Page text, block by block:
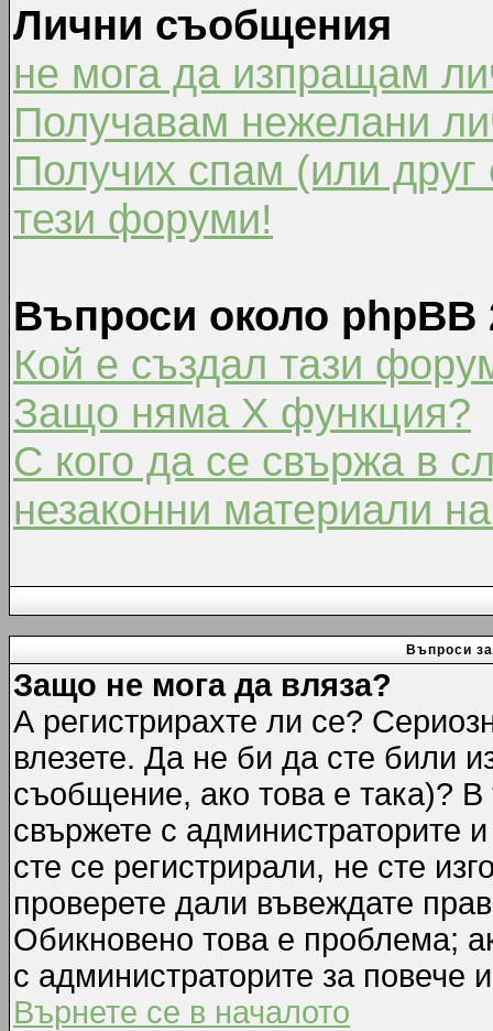
Лични съобщения
не мога да изпращам
Получавам нежелани
Получих спам (или
тези форуми!
Въпроси около phpBB
Кой е създал тази
Защо няма X функция?
С кого да се свържа в
незаконни материали
Въпроси
Защо не мога да вляза?
А регистрирахте ли се?
влезете. Да не би да сте били
съобщение, ако това е така)?
свържете с администраторите
сте се регистрирали, не сте
проверете дали въвеждате
Обикновено това е проблема;
с администраторите за повече
Върнете се в началото